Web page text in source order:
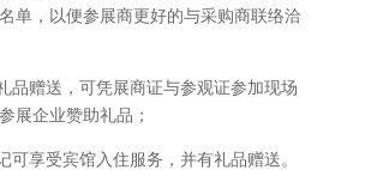
单，以便参展商更好的与采购商联络洽
品赠送，可凭展商证与参观证参加现场
展企业赞助礼品；
可享受宾馆入住服务，并有礼品赠送。